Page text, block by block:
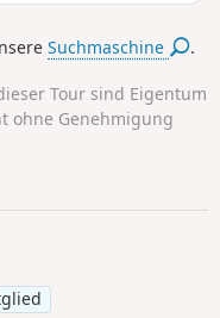
Suchmaschine .
Tour sind Eigentum
ohne Genehmigung